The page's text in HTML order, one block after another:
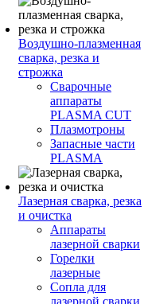
Воздушно-плазменная
сварка, резка и
строжка
Сварочные
аппараты
PLASMA CUT
Плазмотроны
Запасные части
PLASMA
Лазерная сварка, резка
и очистка
Аппараты
лазерной сварки
Горелки
лазерные
Сопла для
лазерной сварки